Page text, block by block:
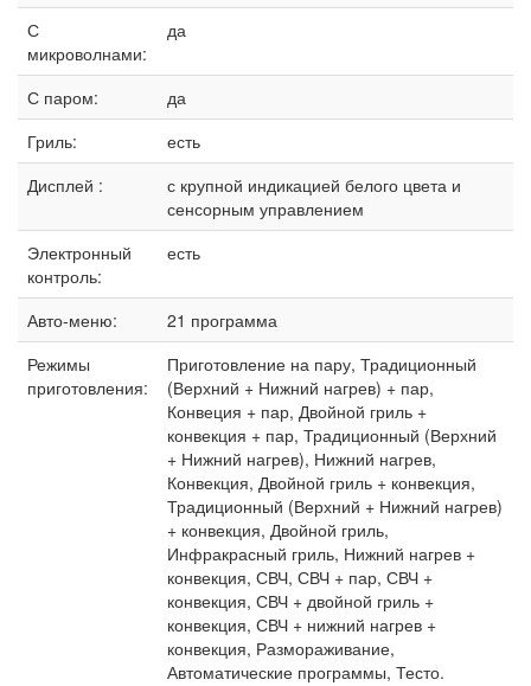
С
микроволнами:
да
С паром:
да
Гриль:
есть
Дисплей :
с крупной индикацией белого цвета и
сенсорным управлением
Электронный
контроль:
есть
Авто-меню:
21 программа
Режимы
приготовления:
Приготовление на пару, Традиционный
(Верхний + Нижний нагрев) + пар,
Конвеция + пар, Двойной гриль +
конвекция + пар, Традиционный (Верхний
+ Нижний нагрев), Нижний нагрев,
Конвекция, Двойной гриль + конвекция,
Традиционный (Верхний + Нижний нагрев)
+ конвекция, Двойной гриль,
Инфракрасный гриль, Нижний нагрев +
конвекция, СВЧ, СВЧ + пар, СВЧ +
конвекция, СВЧ + двойной гриль +
конвекция, СВЧ + нижний нагрев +
конвекция, Размораживание,
Автоматические программы, Тесто.